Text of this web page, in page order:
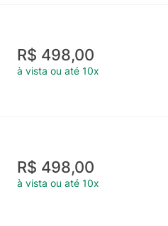
R$ 498,00
à vista ou até 10x
R$ 498,00
à vista ou até 10x